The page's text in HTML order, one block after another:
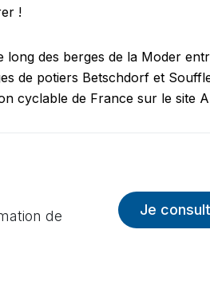
!
long des berges de la Moder
de potiers Betschdorf et
cyclable de France sur le site
de
Je